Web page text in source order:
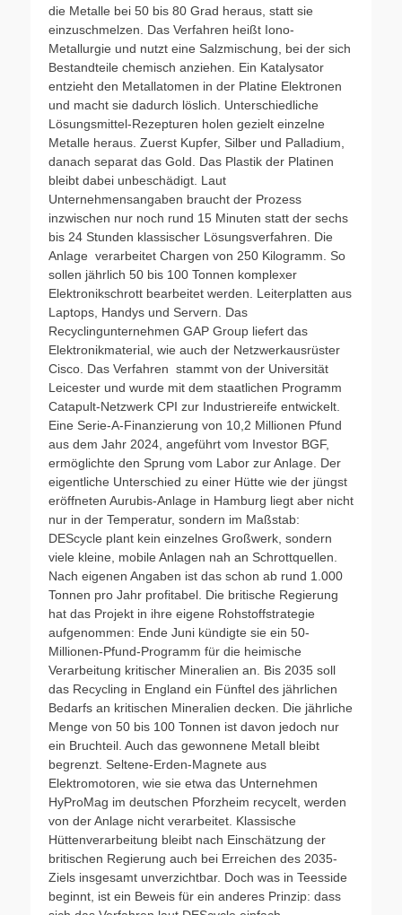
die Metalle bei 50 bis 80 Grad heraus, statt sie
einzuschmelzen. Das Verfahren heißt Iono-
Metallurgie und nutzt eine Salzmischung, bei der sich
Bestandteile chemisch anziehen. Ein Katalysator
entzieht den Metallatomen in der Platine Elektronen
und macht sie dadurch löslich. Unterschiedliche
Lösungsmittel-Rezepturen holen gezielt einzelne
Metalle heraus. Zuerst Kupfer, Silber und Palladium,
danach separat das Gold. Das Plastik der Platinen
bleibt dabei unbeschädigt. Laut
Unternehmensangaben braucht der Prozess
inzwischen nur noch rund 15 Minuten statt der sechs
bis 24 Stunden klassischer Lösungsverfahren. Die
Anlage verarbeitet Chargen von 250 Kilogramm. So
sollen jährlich 50 bis 100 Tonnen komplexer
Elektronikschrott bearbeitet werden. Leiterplatten aus
Laptops, Handys und Servern. Das
Recyclingunternehmen GAP Group liefert das
Elektronikmaterial, wie auch der Netzwerkausrüster
Cisco. Das Verfahren stammt von der Universität
Leicester und wurde mit dem staatlichen Programm
Catapult-Netzwerk CPI zur Industriereife entwickelt.
Eine Serie-A-Finanzierung von 10,2 Millionen Pfund
aus dem Jahr 2024, angeführt vom Investor BGF,
ermöglichte den Sprung vom Labor zur Anlage. Der
eigentliche Unterschied zu einer Hütte wie der jüngst
eröffneten Aurubis-Anlage in Hamburg liegt aber nicht
nur in der Temperatur, sondern im Maßstab:
DEScycle plant kein einzelnes Großwerk, sondern
viele kleine, mobile Anlagen nah an Schrottquellen.
Nach eigenen Angaben ist das schon ab rund 1.000
Tonnen pro Jahr profitabel. Die britische Regierung
hat das Projekt in ihre eigene Rohstoffstrategie
aufgenommen: Ende Juni kündigte sie ein 50-
Millionen-Pfund-Programm für die heimische
Verarbeitung kritischer Mineralien an. Bis 2035 soll
das Recycling in England ein Fünftel des jährlichen
Bedarfs an kritischen Mineralien decken. Die jährliche
Menge von 50 bis 100 Tonnen ist davon jedoch nur
ein Bruchteil. Auch das gewonnene Metall bleibt
begrenzt. Seltene-Erden-Magnete aus
Elektromotoren, wie sie etwa das Unternehmen
HyProMag im deutschen Pforzheim recycelt, werden
von der Anlage nicht verarbeitet. Klassische
Hüttenverarbeitung bleibt nach Einschätzung der
britischen Regierung auch bei Erreichen des 2035-
Ziels insgesamt unverzichtbar. Doch was in Teesside
beginnt, ist ein Beweis für ein anderes Prinzip: dass